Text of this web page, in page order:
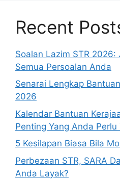
Recent
Soalan Lazim STR
Semua Persoalan Anda
Senarai Lengkap
2026
Kalendar Bantuan
Penting Yang Anda Perlu
5 Kesilapan Biasa Bila
Perbezaan STR, SARA
Anda Layak?